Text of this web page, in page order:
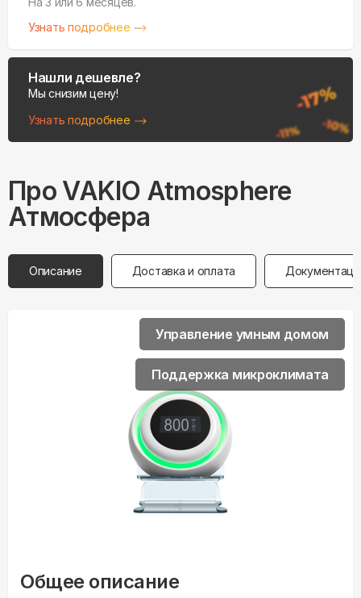
Узнать подробнее
Нашли дешевле?
Мы снизим цену!
Узнать подробнее
Про VAKIO Atmosphere
Атмосфера
Описание Доставка и оплата
Общее описание
Управление умным домом
Поддержка микроклимата